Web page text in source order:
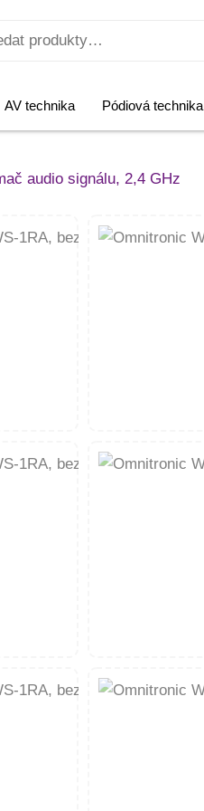
AV technika Pódiová technika